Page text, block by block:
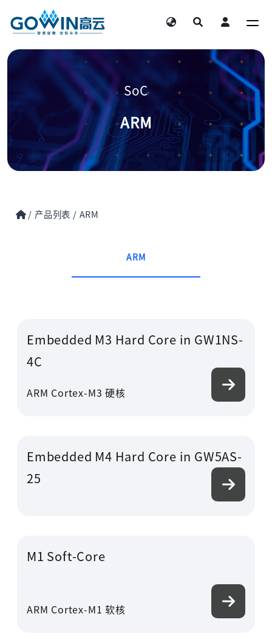
SoC
ARM
/ 产品列表 / ARM
ARM
Embedded M3 Hard Core in GW1NS-
4C
ARM Cortex-M3 硬核
Embedded M4 Hard Core in GW5AS-
25
M1 Soft-Core
ARM Cortex-M1 软核